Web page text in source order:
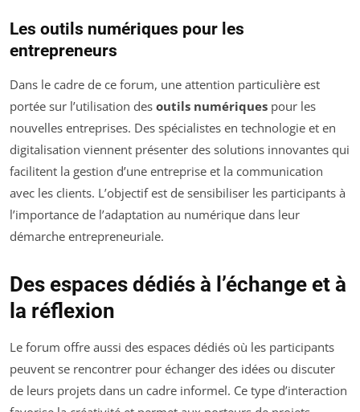
Les outils numériques pour les
entrepreneurs
Dans le cadre de ce forum, une attention particulière est
portée sur l’utilisation des outils numériques pour les
nouvelles entreprises. Des spécialistes en technologie et en
digitalisation viennent présenter des solutions innovantes qui
facilitent la gestion d’une entreprise et la communication
avec les clients. L’objectif est de sensibiliser les participants à
l’importance de l’adaptation au numérique dans leur
démarche entrepreneuriale.
Des espaces dédiés à l’échange et à
la réflexion
Le forum offre aussi des espaces dédiés où les participants
peuvent se rencontrer pour échanger des idées ou discuter
de leurs projets dans un cadre informel. Ce type d’interaction